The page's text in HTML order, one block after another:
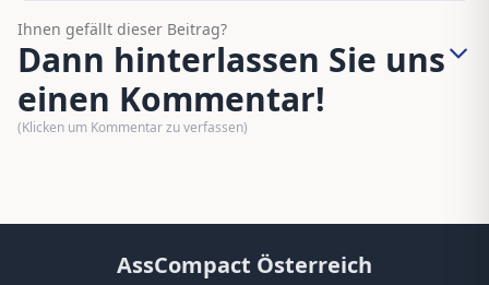
Ihnen gefällt dieser Beitrag?
Dann hinterlassen Sie uns
einen Kommentar!
(Klicken um Kommentar zu verfassen)
AssCompact Österreich